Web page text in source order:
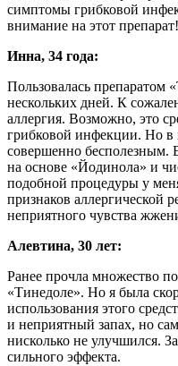
симптомы грибковой
внимание на этот препарат!
Инна, 34 года:
Пользовалась препаратом
нескольких дней. К
аллергия. Возможно, это
грибковой инфекции. Но в
совершенно бесполезным.
на основе «Йодинола» и
подобной процедуры у
признаков аллергической
неприятного чувства
Алевтина, 30 лет:
Ранее прочла множество
«Тинедоле». Но я была
использования этого
и неприятный запах, но
нисколько не улучшился.
сильного эффекта.